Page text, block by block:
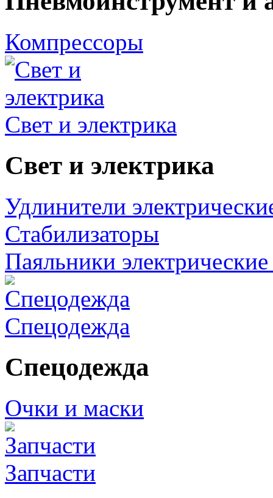
Компрессоры
Свет и электрика
Свет и электрика
Удлинители
Стабилизаторы
Паяльники
Спецодежда
Спецодежда
Очки и маски
Запчасти